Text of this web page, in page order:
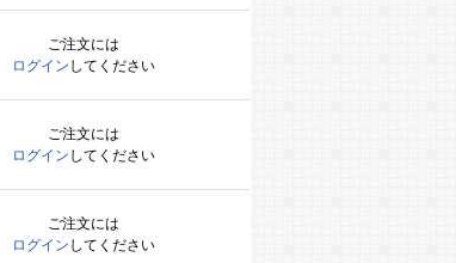
ご注文には
ログイン してください
ご注文には
ログイン してください
ご注文には
ログイン してください